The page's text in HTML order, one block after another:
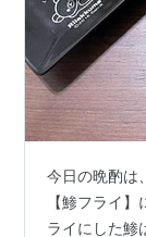
今日の晩酌は
【鯵フライ
ライにした鯵